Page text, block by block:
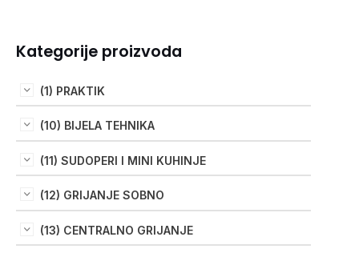
Kategorije proizvoda
(1) PRAKTIK
(10) BIJELA TEHNIKA
(11) SUDOPERI I MINI KUHINJE
(12) GRIJANJE SOBNO
(13) CENTRALNO GRIJANJE